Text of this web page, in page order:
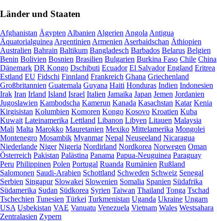
Länder und Staaten
Afghanistan Ägypten Albanien Algerien Angola Antigua
Äquatorialguinea Argentinien Armenien Aserbaidschan Äthiopien
Australien Bahrain Baltikum Bangladesch Barbados Belarus Belgien
Benin Bolivien Bosnien Brasilien Bulgarien Burkina Faso Chile China
Dänemark DR Kongo Dschibuti Ecuador El Salvador England Eritrea
Estland EU Fidschi Finnland Frankreich Ghana Griechenland
Großbritannien Guatemala Guyana Haiti Honduras Indien Indonesien
Irak Iran Irland Island Israel Italien Jamaika Japan Jemen Jordanien
Jugoslawien Kambodscha Kamerun Kanada Kasachstan Katar Kenia
Kirgisistan Kolumbien Komoren Kongo Kosovo Kroatien Kuba
Kuwait Lateinamerika Lettland Libanon Libyen Litauen Malaysia
Mali Malta Marokko Mauretanien Mexiko Mittelamerika Mongolei
Montenegro Mosambik Myanmar Nepal Neuseeland Nicaragua
Niederlande Niger Nigeria Nordirland Nordkorea Norwegen Oman
Österreich Pakistan Palästina Panama Papua-Neuguinea Paraguay
Peru Philippinen Polen Portugal Ruanda Rumänien Rußland
Salomonen Saudi-Arabien Schottland Schweden Schweiz Senegal
Serbien Singapur Slowakei Slowenien Somalia Spanien Südafrika
Südamerika Sudan Südkorea Syrien Taiwan Thailand Tonga Tschad
Tschechien Tunesien Türkei Turkmenistan Uganda Ukraine Ungarn
USA Usbekistan VAE Vanuatu Venezuela Vietnam Wales Westsahara
Zentralasien Zypern